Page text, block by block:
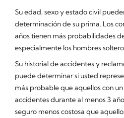
Su edad, sexo y estado civil
determinación de su prima. Los
años tienen más probabilidades
especialmente los hombres
Su historial de accidentes y
puede determinar si usted
más probable que aquellos con
accidentes durante al menos 3
seguro menos costosa que